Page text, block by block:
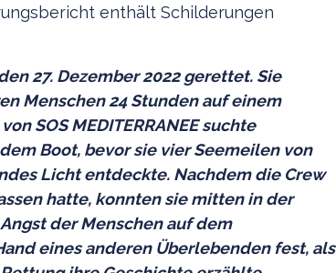
enthält Schilderungen
27. Dezember 2022 gerettet. Sie
Menschen 24 Stunden auf einem
SOS MEDITERRANEE suchte
Boot, bevor sie vier Seemeilen von
Licht entdeckte. Nachdem die Crew
hatte, konnten sie mitten in der
der Menschen auf dem
eines anderen Überlebenden fest, als